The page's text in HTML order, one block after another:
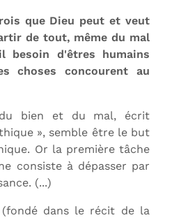
que Dieu peut et veut
de tout, même du mal
besoin d'êtres humains
choses concourent au
du bien et du mal, écrit
», semble être le but
Or la première tâche
consiste à dépasser par
(...)
dans le récit de la